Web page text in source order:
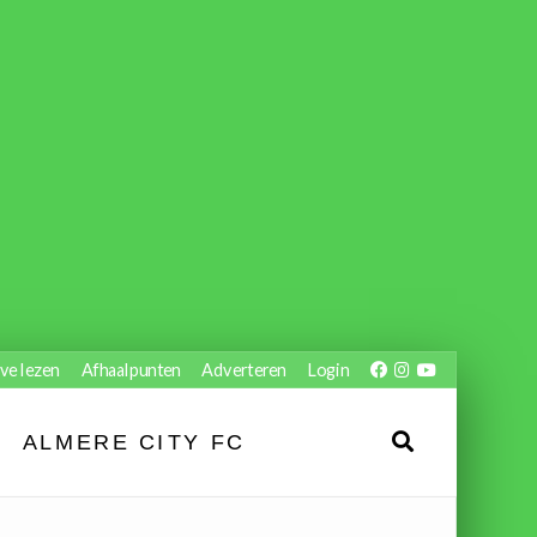
lezen Afhaalpunten Adverteren Login
ALMERE CITY FC